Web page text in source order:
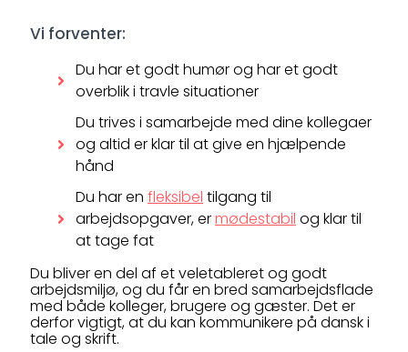
Vi forventer:
Du har et godt humør og har et godt
overblik i travle situationer
Du trives i samarbejde med dine kollegaer
og altid er klar til at give en hjælpende
hånd
Du har en fleksibel tilgang til
arbejdsopgaver, ermødestabil og klar til
at tage fat
Du bliver en del af et veletableret og godt
arbejdsmiljø, og du får en bred samarbejdsflade
med både kolleger, brugere og gæster. Det er
derfor vigtigt, at du kan kommunikere på dansk i
tale og skrift.